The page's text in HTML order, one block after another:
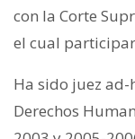
con la Corte
el cual
Ha sido juez ad-
Derechos